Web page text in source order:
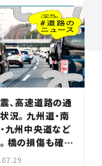
、高速道路の通
況。九州道・南
九州中央道など
橋の損傷も確認
ニュース】